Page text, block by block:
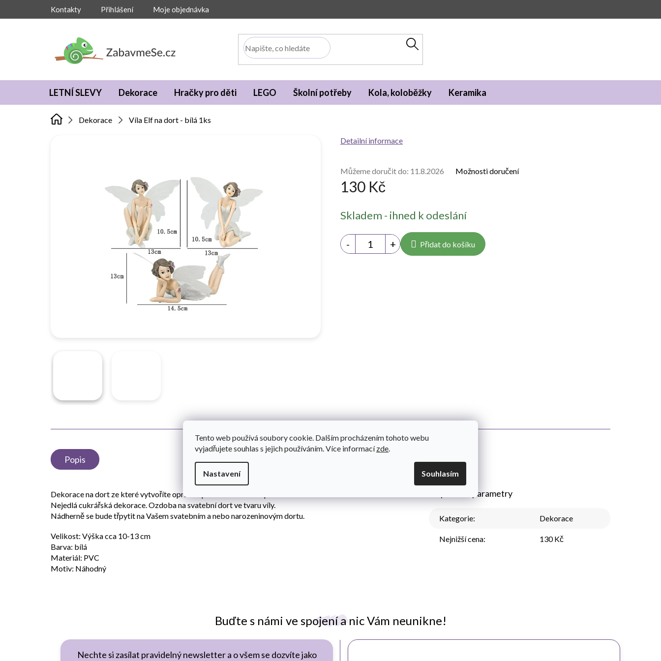
Tento web používá soubory cookie. Dalším procházením tohoto webu
vyjadřujete souhlas s jejich používáním. Více informacízde
Nastavení Souhlasím
Kontakty Přihlášení Moje objednávka
LETNÍ SLEVY Dekorace Hračky pro děti LEGO Školní potřeby Kola, koloběžky Keramika
Dekorace Víla Elf na dort - bílá 1ks
130 Kč
cena:
Skladem - ihned k odeslání
Můžeme doručit do: 11.8.2026 Možnosti doručení
Přidat do košíku
Detailní informace
Buďte s námi ve spojení a nic Vám neunikne!
Nechte si zasílat pravidelný newsletter a o všem se dozvíte jako
Popis
Dekorace na dort ze které vytvoříte opravdu parádní dekorační prvek.
Nejedlá cukrářská dekorace. Ozdoba na svatební dort ve tvaru víly.
Nádherně se bude třpytit na Vašem svatebním a nebo narozeninovým dortu.
Velikost: Výška cca 10-13 cm
Barva: bílá
Materiál: PVC
Motiv: Náhodný
Doplňkové parametry
Kategorie: Dekorace
Nejnižší cena: 130 Kč